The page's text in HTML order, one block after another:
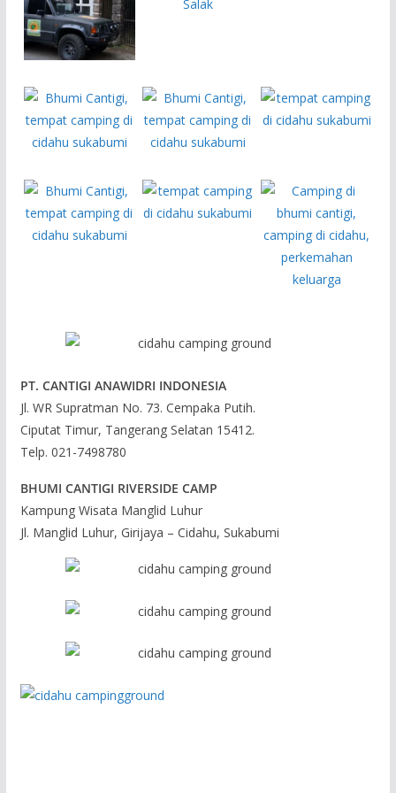
PT. CANTIGI ANAWIDRI INDONESIA
Jl. WR Supratman No. 73. Cempaka Putih.
Ciputat Timur, Tangerang Selatan 15412.
Telp. 021-7498780
BHUMI CANTIGI RIVERSIDE CAMP
Kampung Wisata Manglid Luhur
Jl. Manglid Luhur, Girijaya – Cidahu, Sukabumi